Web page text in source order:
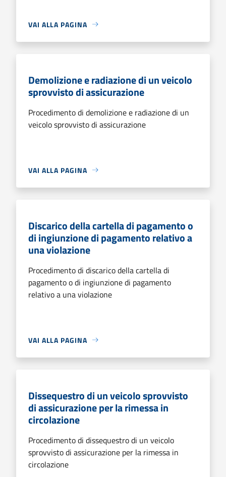
VAI ALLA PAGINA
Demolizione e radiazione di un veicolo
sprovvisto di assicurazione
Procedimento di demolizione e radiazione di un
veicolo sprovvisto di assicurazione
VAI ALLA PAGINA
Discarico della cartella di pagamento o
di ingiunzione di pagamento relativo a
una violazione
Procedimento di discarico della cartella di
pagamento o di ingiunzione di pagamento
relativo a una violazione
VAI ALLA PAGINA
Dissequestro di un veicolo sprovvisto
di assicurazione per la rimessa in
circolazione
Procedimento di dissequestro di un veicolo
sprovvisto di assicurazione per la rimessa in
circolazione